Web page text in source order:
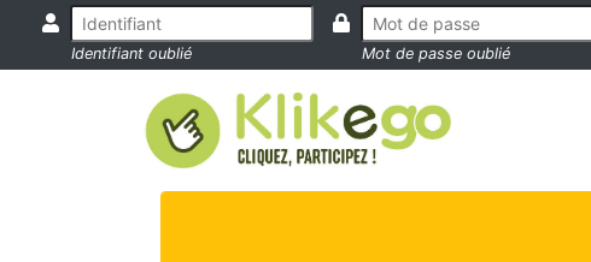
Identifiant oublié Mot de passe oublié